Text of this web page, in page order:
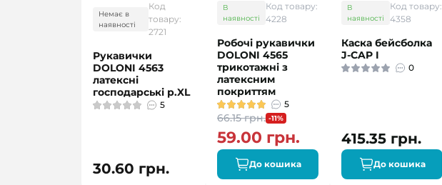
Немає в
наявності
Код
товару:
2721
Рукавички
DOLONI 4563
латексні
господарські р.XL
5
30.60 грн.
В
наявності
Код товару:
4228
Робочі рукавички
DOLONI 4565
трикотажні з
латексним
покриттям
5
66.15 грн. -11%
59.00 грн.
До кошика
В
наявності
Код товару:
4358
Каска бейсболка
J-CAP I
0
415.35 грн.
До кошика